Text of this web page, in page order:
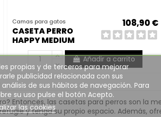
Camas para gatos
CASETA PERRO
HAPPY MEDIUM
82*68*62 CM
108,90 €
Añadir a carrito
Entonces, las casetas para perros son la
y tenga su propio espacio. Además,
propias y de terceros para mejorar
publicidad relacionada con sus
de sus hábitos de navegación. Para
su uso pulse el botón Acepto.
las cookies